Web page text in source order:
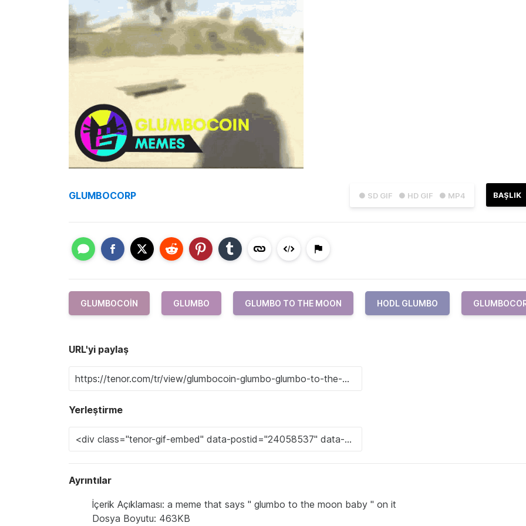
● SD GIF ● HD GIF ● MP4 BAŞLIK
GLUMBOCORP
GLUMBOCOIN GLUMBO GLUMBO TO THE MOON HODL GLUMBO
URL'yi paylaş
Yerleştirme
Ayrıntılar
İçerik Açıklaması: a meme that says " glumbo to the moon baby " on it
Dosya Boyutu: 463KB